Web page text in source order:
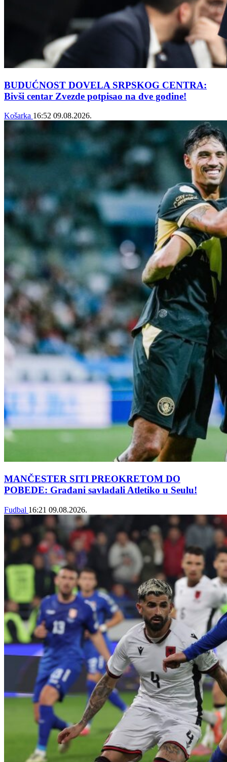
BUDUĆNOST DOVELA SRPSKOG CENTRA:
Bivši centar Zvezde potpisao na dve godine!
Košarka 16:52 09.08.2026.
MANČESTER SITI PREOKRETOM DO
POBEDE: Građani savladali Atletiko u Seulu!
Fudbal 16:21 09.08.2026.